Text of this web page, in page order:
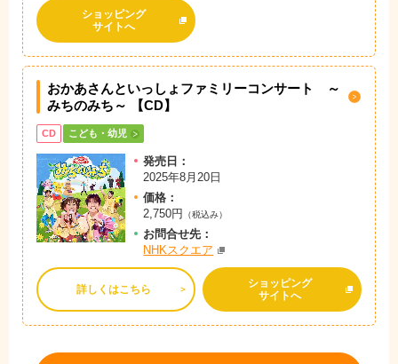
ショッピング
サイトへ
おかあさんといっしょファミリーコンサート ～
みちのみち～ 【CD】
CD こども・幼児
発売日：
2025年8月20日
価格：
2,750円
（税込み）
お問合せ先：
NHKスクエア
詳しくはこちら
ショッピング
サイトへ